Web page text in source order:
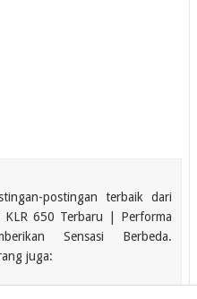
postingan terbaik dari
KLR 650 Terbaru | Performa
Sensasi Berbeda.
juga: